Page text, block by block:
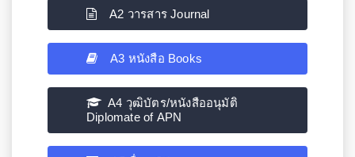
A2 วารสาร Journal
A3 หนังสือ Books
A4 วุฒิบัตร/หนังสืออนุมัติ
Diplomate of APN